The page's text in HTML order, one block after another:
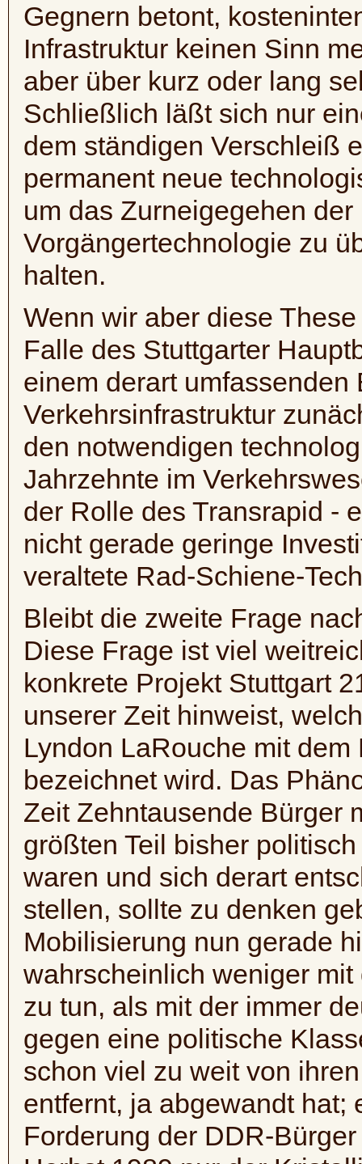
Gegnern betont,
Infrastruktur keinen Sinn
aber über kurz oder lang
Schließlich läßt sich nur
dem ständigen Verschleiß
permanent neue
um das Zurneigegehen der
Vorgängertechnologie zu
halten.
Wenn wir aber diese
Falle des Stuttgarter
einem derart umfassenden
Verkehrsinfrastruktur
den notwendigen
Jahrzehnte im
der Rolle des Transrapid -
nicht gerade geringe
veraltete Rad-Schiene-
Bleibt die zweite Frage
Diese Frage ist viel
konkrete Projekt Stuttgart
unserer Zeit hinweist,
Lyndon LaRouche mit
bezeichnet wird. Das
Zeit Zehntausende Bürger
größten Teil bisher
waren und sich derart
stellen, sollte zu denken
Mobilisierung nun gerade
wahrscheinlich weniger
zu tun, als mit der immer
gegen eine politische
schon viel zu weit von
entfernt, ja abgewandt hat;
Forderung der DDR-